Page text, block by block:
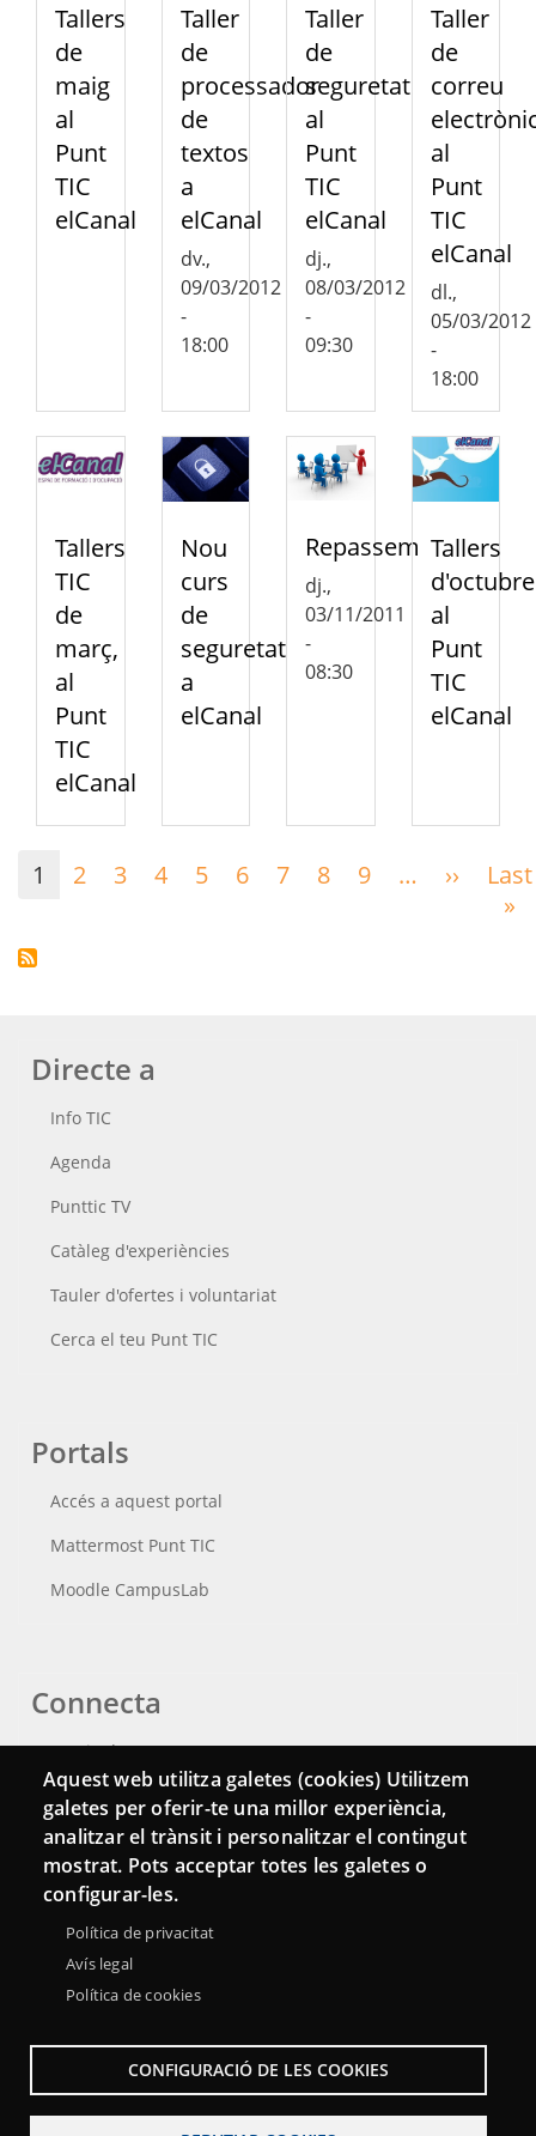
Tallers
de
maig
al
Punt
TIC
elCanal
Taller
de
processador
de
textos
a
elCanal
dv.,
09/03/2012
-
18:00
Taller
de
seguretat
al
Punt
TIC
elCanal
dj.,
08/03/2012
-
09:30
Taller
de
correu
al
Punt
TIC
elCanal
dl.,
05/03/2012
-
18:00
Tallers
TIC
de
març,
al
Punt
TIC
elCanal
Nou
curs
de
seguretat
a
elCanal
Repassem
dj.,
03/11/2011
-
08:30
Tallers
d'octubre
al
Punt
TIC
elCanal
1 2 3 4 5 6 7 8 9 … ›› Pàgina
Last
»
Directe a
Info TIC
Agenda
Punttic TV
Catàleg d'experiències
Tauler d'ofertes i voluntariat
Cerca el teu Punt TIC
Portals
Accés a aquest portal
Mattermost Punt TIC
Moodle CampusLab
Connecta
Bustia de contacte
Butlletins
Aquest web utilitza galetes (cookies) Utilitzem
galetes per oferir-te una millor experiència,
analitzar el trànsit i personalitzar el contingut
mostrat. Pots acceptar totes les galetes o
configurar-les.
Política de privacitat
Avís legal
Política de cookies
CONFIGURACIÓ DE LES COOKIES
Menu
Sobre la Xarxa Punttic Avís legal Accessibilitat